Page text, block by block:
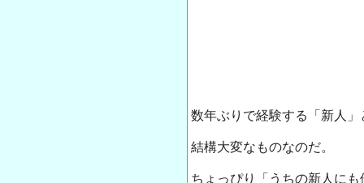
数年ぶりで経験する「新人
結構大変なものなのだ。
ちょっぴり「うちの新人に